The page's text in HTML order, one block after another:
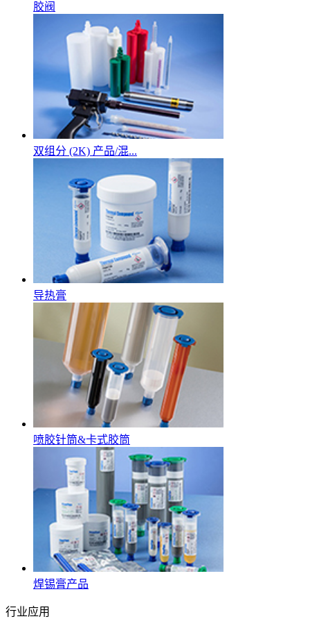
胶阀
双组分 (2K) 产品/混...
导热膏
喷胶针筒&卡式胶筒
焊锡膏产品
行业应用